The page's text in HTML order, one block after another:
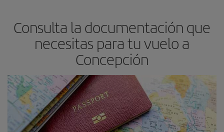
Consulta la documentación que
necesitas para tu vuelo a
Concepción